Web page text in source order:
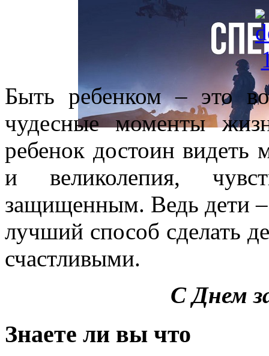
Быть ребенком – это
чудесные моменты
ребенок достоин видеть
и великолепия,
защищенным. Ведь дети
лучший способ сделать
счастливыми.
С Днем
Знаете ли вы что